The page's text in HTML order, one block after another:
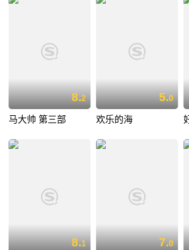
8.2
马大帅 第三部
5.0
欢乐的海
8.1 7.0